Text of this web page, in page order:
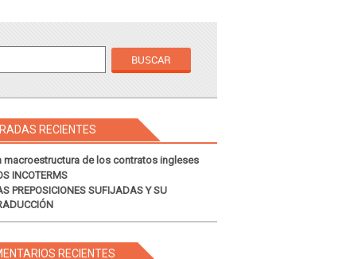
RECIENTES
macroestructura de los contratos ingleses
INCOTERMS
PREPOSICIONES SUFIJADAS Y SU
RECIENTES